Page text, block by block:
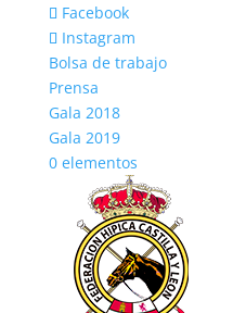
Facebook
Instagram
Bolsa de trabajo
Prensa
Gala 2018
Gala 2019
0 elementos